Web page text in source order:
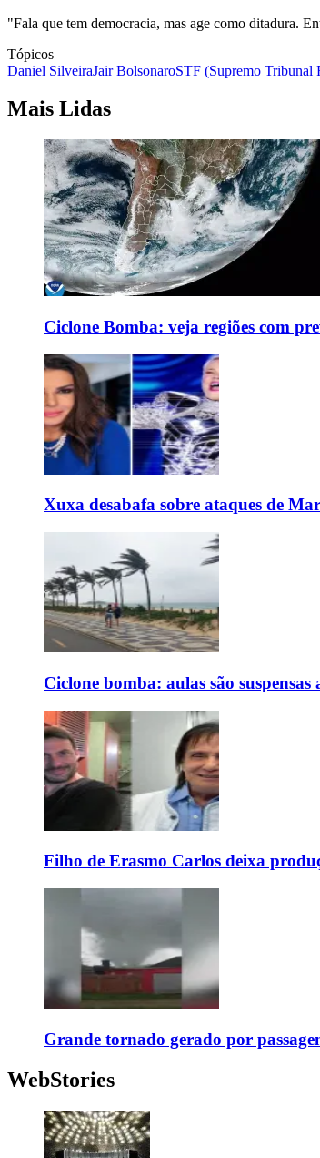
"Fala que tem democracia, mas age como ditadura.
Tópicos
Daniel SilveiraJair BolsonaroSTF (Supremo Tribunal
Mais Lidas
Ciclone Bomba: veja regiões com
Xuxa desabafa sobre ataques de
Ciclone bomba: aulas são
Filho de Erasmo Carlos deixa
Grande tornado gerado por
WebStories